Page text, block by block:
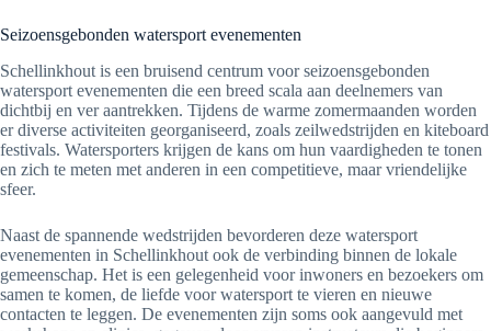
Seizoensgebonden watersport evenementen
Schellinkhout is een bruisend centrum voor seizoensgebonden
watersport evenementen die een breed scala aan deelnemers van
dichtbij en ver aantrekken. Tijdens de warme zomermaanden worden
er diverse activiteiten georganiseerd, zoals zeilwedstrijden en kiteboard
festivals. Watersporters krijgen de kans om hun vaardigheden te tonen
en zich te meten met anderen in een competitieve, maar vriendelijke
sfeer.
Naast de spannende wedstrijden bevorderen deze watersport
evenementen in Schellinkhout ook de verbinding binnen de lokale
gemeenschap. Het is een gelegenheid voor inwoners en bezoekers om
samen te komen, de liefde voor watersport te vieren en nieuwe
contacten te leggen. De evenementen zijn soms ook aangevuld met